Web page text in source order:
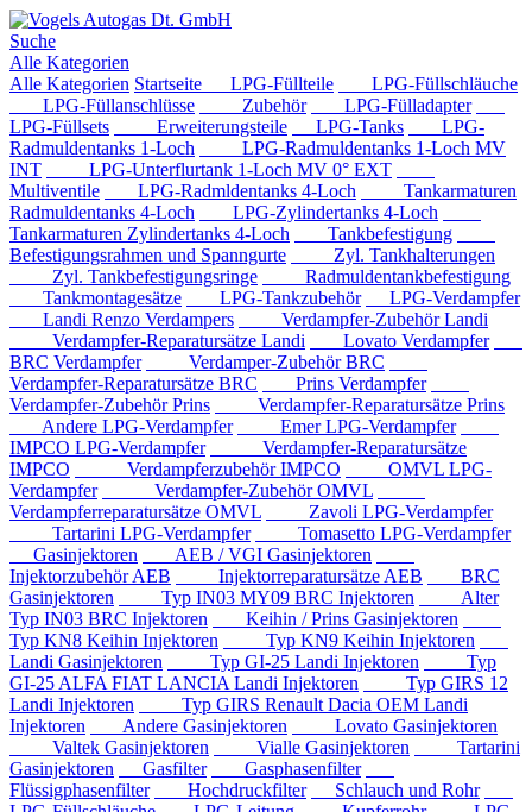
Suche
Alle Kategorien
Alle Kategorien Startseite LPG-Füllteile
LPG-Füllschläuche
LPG-Füllanschlüsse
Zubehör
LPG-Fülladapter
LPG-Füllsets
Erweiterungsteile LPG-Tanks
LPG-
Radmuldentanks 1-Loch
LPG-Radmuldentanks 1-Loch MV
INT
LPG-Unterflurtank 1-Loch MV 0° EXT
Multiventile
LPG-Radmldentanks 4-Loch
Tankarmaturen
Radmuldentanks 4-Loch
LPG-Zylindertanks 4-Loch
Tankarmaturen Zylindertanks 4-Loch
Tankbefestigung
Befestigungsrahmen und Spanngurte
Zyl. Tankhalterungen
Zyl. Tankbefestigungsringe
Radmuldentankbefestigung
Tankmontagesätze
LPG-Tankzubehör
LPG-Verdampfer
Landi Renzo Verdampers
Verdampfer-Zubehör Landi
Verdampfer-Reparatursätze Landi
Lovato Verdampfer
BRC Verdampfer
Verdamper-Zubehör BRC
Verdampfer-Reparatursätze BRC
Prins Verdampfer
Verdampfer-Zubehör Prins
Verdampfer-Reparatursätze Prins
Andere LPG-Verdampfer
Emer LPG-Verdampfer
IMPCO LPG-Verdampfer
Verdampfer-Reparatursätze
IMPCO
Verdampferzubehör IMPCO
OMVL LPG-
Verdampfer
Verdampfer-Zubehör OMVL
Verdampferreparatursätze OMVL
Zavoli LPG-Verdampfer
Tartarini LPG-Verdampfer
Tomasetto LPG-Verdampfer
Gasinjektoren
AEB / VGI Gasinjektoren
Injektorzubehör AEB
Injektorreparatursätze AEB
BRC
Gasinjektoren
Typ IN03 MY09 BRC Injektoren
Alter
Typ IN03 BRC Injektoren
Keihin / Prins Gasinjektoren
Typ KN8 Keihin Injektoren
Typ KN9 Keihin Injektoren
Landi Gasinjektoren
Typ GI-25 Landi Injektoren
Typ
GI-25 ALFA FIAT LANCIA Landi Injektoren
Typ GIRS 12
Landi Injektoren
Typ GIRS Renault Dacia OEM Landi
Injektoren
Andere Gasinjektoren
Lovato Gasinjektoren
Valtek Gasinjektoren
Vialle Gasinjektoren
Tartarini
Gasinjektoren
Gasfilter
Gasphasenfilter
Flüssigphasenfilter
Hochdruckfilter
Schlauch und Rohr